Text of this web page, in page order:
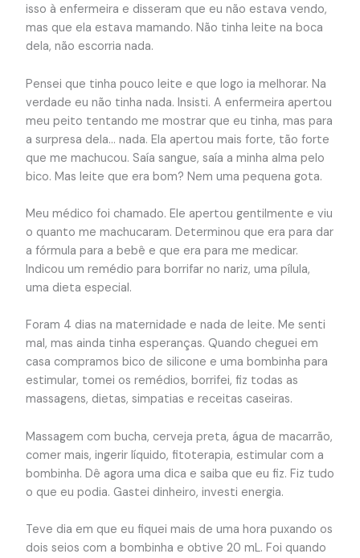
isso à enfermeira e disseram que eu não estava vendo,
mas que ela estava mamando. Não tinha leite na boca
dela, não escorria nada.
Pensei que tinha pouco leite e que logo ia melhorar. Na
verdade eu não tinha nada. Insisti. A enfermeira apertou
meu peito tentando me mostrar que eu tinha, mas para
a surpresa dela… nada. Ela apertou mais forte, tão forte
que me machucou. Saía sangue, saía a minha alma pelo
bico. Mas leite que era bom? Nem uma pequena gota.
Meu médico foi chamado. Ele apertou gentilmente e viu
o quanto me machucaram. Determinou que era para dar
a fórmula para a bebê e que era para me medicar.
Indicou um remédio para borrifar no nariz, uma pílula,
uma dieta especial.
Foram 4 dias na maternidade e nada de leite. Me senti
mal, mas ainda tinha esperanças. Quando cheguei em
casa compramos bico de silicone e uma bombinha para
estimular, tomei os remédios, borrifei, fiz todas as
massagens, dietas, simpatias e receitas caseiras.
Massagem com bucha, cerveja preta, água de macarrão,
comer mais, ingerir líquido, fitoterapia, estimular com a
bombinha. Dê agora uma dica e saiba que eu fiz. Fiz tudo
o que eu podia. Gastei dinheiro, investi energia.
Teve dia em que eu fiquei mais de uma hora puxando os
dois seios com a bombinha e obtive 20 mL. Foi quando